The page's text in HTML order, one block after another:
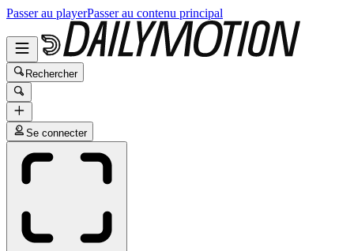
Passer au playerPasser au contenu principal
Rechercher
Se connecter